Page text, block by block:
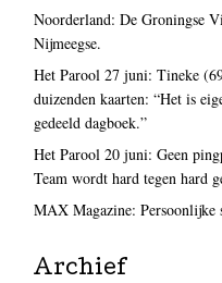
Noorderland: De Groningse
Nijmeegse.
Het Parool 27 juni: Tineke
duizenden kaarten: “Het is
gedeeld dagboek.”
Het Parool 20 juni: Geen
Team wordt hard tegen hard
MAX Magazine: Persoonlijke
Archief